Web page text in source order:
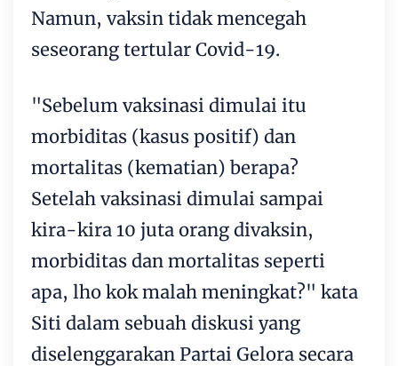
Namun, vaksin tidak mencegah
seseorang tertular Covid-19.
"Sebelum vaksinasi dimulai itu
morbiditas (kasus positif) dan
mortalitas (kematian) berapa?
Setelah vaksinasi dimulai sampai
kira-kira 10 juta orang divaksin,
morbiditas dan mortalitas seperti
apa, lho kok malah meningkat?" kata
Siti dalam sebuah diskusi yang
diselenggarakan Partai Gelora secara